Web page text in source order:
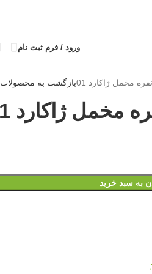
ورود / فرم ثبت نام
بازگشت به محصولات
به سبد خرید